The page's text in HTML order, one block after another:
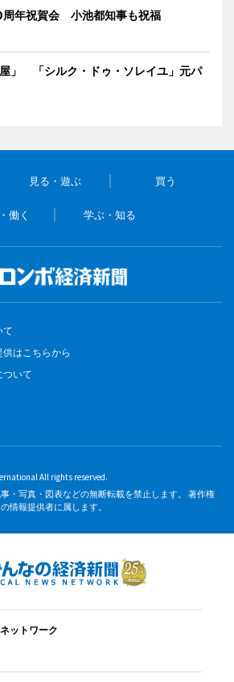
周年祝賀会 小池都知事も祝福
」 「シルク・ドゥ・ソレイユ」元パ
見る・遊ぶ 買う
働く 学ぶ・知る
て
はこちらから
ついて
All rights reserved.
・写真・図表などの無断転載を禁止します。 著作権
情報提供者に属します。
ットワーク